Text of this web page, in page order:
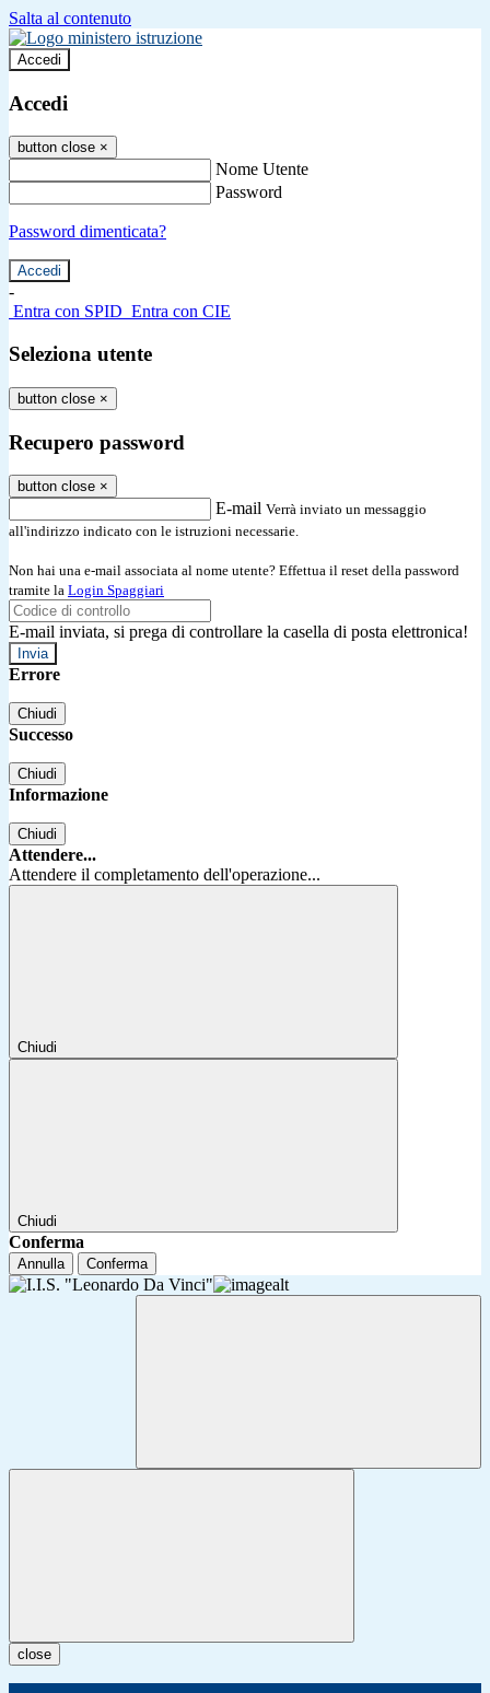
Salta al contenuto
Accedi
Accedi
button close ×
Nome Utente
Password
Password dimenticata?
-
Entra con SPID Entra con CIE
Seleziona utente
button close ×
Recupero password
button close ×
E-mail Verrà inviato un messaggio
all'indirizzo indicato con le istruzioni necessarie.
Non hai una e-mail associata al nome utente? Effettua il reset della password
tramite la Login Spaggiari
E-mail inviata, si prega di controllare la casella di posta elettronica!
Errore
Chiudi
Successo
Chiudi
Informazione
Chiudi
Attendere...
Attendere il completamento dell'operazione...
Chiudi
Chiudi
Conferma
Annulla Conferma
close